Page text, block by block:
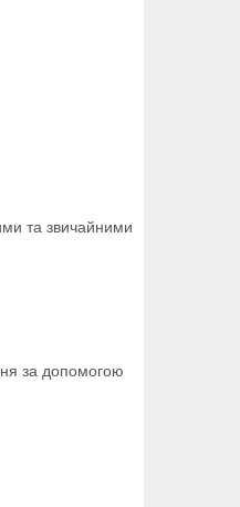
та звичайними
за допомогою